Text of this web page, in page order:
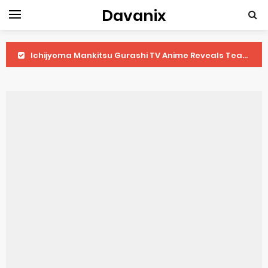
Davanix
Ichijyoma Mankitsu Gurashi TV Anime Reveals Teaser